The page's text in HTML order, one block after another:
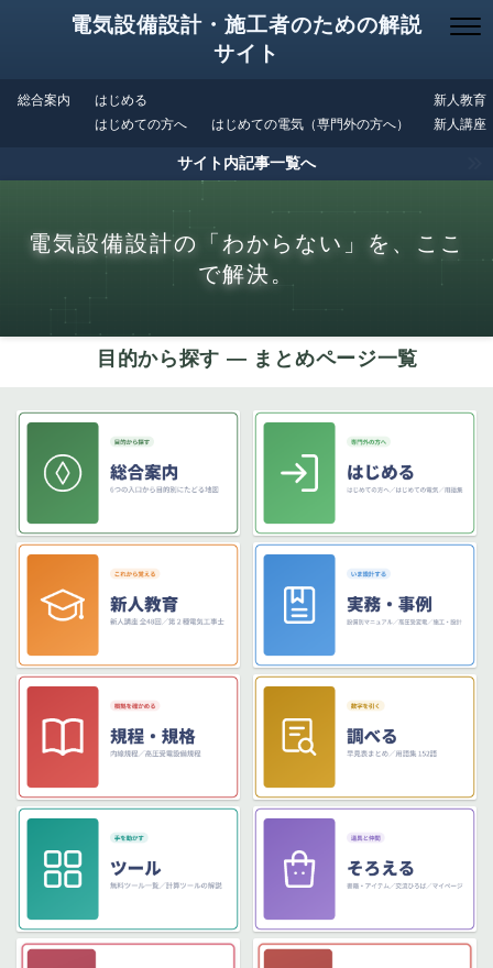
電気設備設計・施工者のための解説
サイト
総合案内
はじめる
はじめての方へ
はじめての電気（専門外の方へ）
新人教育
新人講座
サイト内記事一覧へ
電気設備設計の「わからない」を、ここ
で解決。